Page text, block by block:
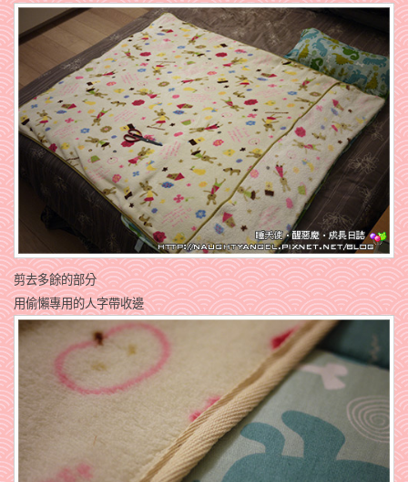
剪去多餘的部分
用偷懶專用的人字帶收邊